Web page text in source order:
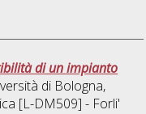
di un impianto
di Bologna,
[L-DM509] - Forli'